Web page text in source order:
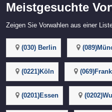
Meistgesuchte
Zeigen Sie Vorwahlen aus einer
(030) Berlin
(0221)Köln
(0201)Essen